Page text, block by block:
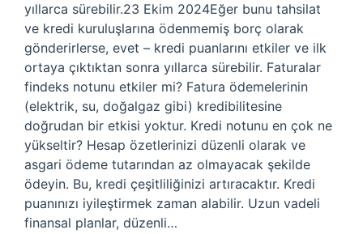
yıllarca sürebilir.23 Ekim 2024Eğer bunu tahsilat
ve kredi kuruluşlarına ödenmemiş borç olarak
gönderirlerse, evet – kredi puanlarını etkiler ve ilk
ortaya çıktıktan sonra yıllarca sürebilir. Faturalar
findeks notunu etkiler mi? Fatura ödemelerinin
(elektrik, su, doğalgaz gibi) kredibilitesine
doğrudan bir etkisi yoktur. Kredi notunu en çok ne
yükseltir? Hesap özetlerinizi düzenli olarak ve
asgari ödeme tutarından az olmayacak şekilde
ödeyin. Bu, kredi çeşitliliğinizi artıracaktır. Kredi
puanınızı iyileştirmek zaman alabilir. Uzun vadeli
finansal planlar, düzenli…